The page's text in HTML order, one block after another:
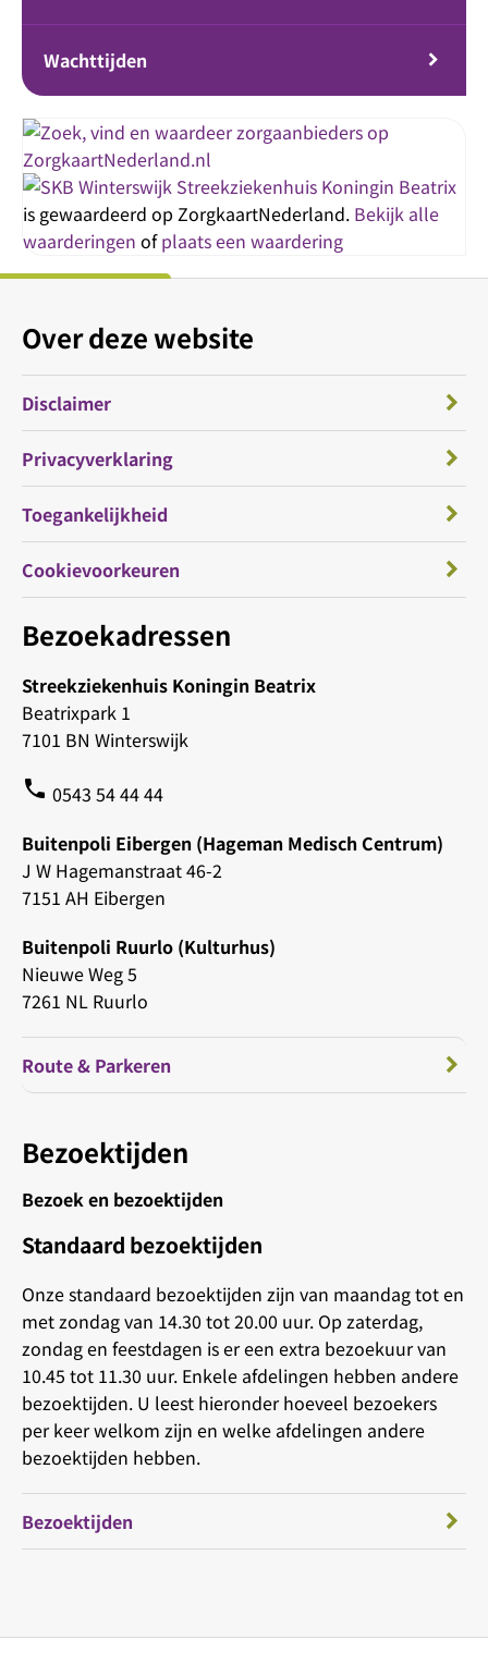
Wachttijden
Streekziekenhuis Koningin Beatrix
is gewaardeerd op ZorgkaartNederland. Bekijk alle
waarderingen ofplaats een waardering
Bezoekadressen
Streekziekenhuis Koningin Beatrix
Beatrixpark 1
7101 BN Winterswijk
phone 0543 54 44 44
Buitenpoli Eibergen (Hageman Medisch Centrum)
J W Hagemanstraat 46-2
7151 AH Eibergen
Buitenpoli Ruurlo (Kulturhus)
Nieuwe Weg 5
7261 NL Ruurlo
Route & Parkeren
Bezoektijden
Bezoek en bezoektijden
Standaard bezoektijden
Onze standaard bezoektijden zijn van maandag tot en
met zondag van 14.30 tot 20.00 uur. Op zaterdag,
zondag en feestdagen is er een extra bezoekuur van
10.45 tot 11.30 uur. Enkele afdelingen hebben andere
bezoektijden. U leest hieronder hoeveel bezoekers
per keer welkom zijn en welke afdelingen andere
bezoektijden hebben.
Bezoektijden
Over deze website
Disclaimer
Privacyverklaring
Toegankelijkheid
Cookievoorkeuren